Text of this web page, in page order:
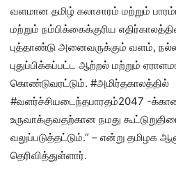
வளமான தமிழ் கலாசாரம் மற்றும்
மற்றும் நம்பிக்கைக்குரிய
புத்தாண்டு அனைவருக்கும் வளம்,
புதுப்பிக்கப்பட்ட ஆற்றல் மற்றும்
கொண்டுவரட்டும். #அமிர்தகாலத்தில்
#வளர்ச்சியடைந்தபாரதம்2047 -
உருவாக்குவதற்கான நமது
வலுப்படுத்தட்டும்.” – என்று தமிழக
தெரிவித்துள்ளார்.